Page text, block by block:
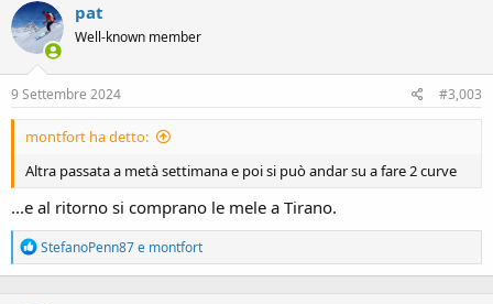
t
i
o
n
:
pat
Well-known member
9 Settembre 2024 #3,003
montfort ha detto:
Altra passata a metà settimana e poi si può andar su a fare 2 curve
...e al ritorno si comprano le mele a Tirano.
R
e
a
StefanoPenn87e montfort